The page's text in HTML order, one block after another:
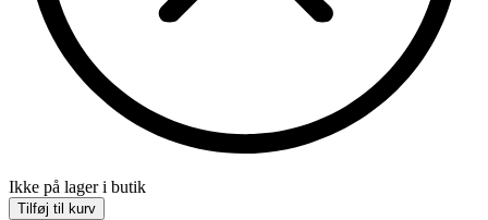
Ikke på lager i butik
Tilføj til kurv